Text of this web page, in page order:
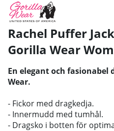
Rachel Puffer
Gorilla Wear
En elegant och fasionabel
Wear.
- Fickor med dragkedja.
- Innermudd med tumhål.
- Dragsko i botten för